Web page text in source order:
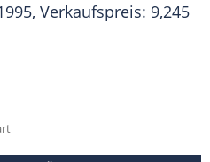
Verkaufspreis: 9,245